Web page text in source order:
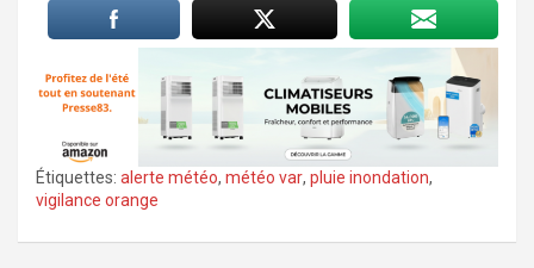
Étiquettes: alerte météo, météo var, pluie inondation,
vigilance orange